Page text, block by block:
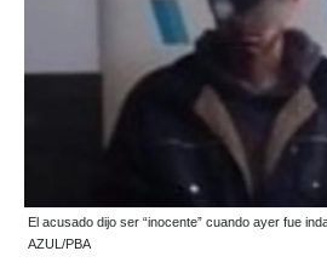
El acusado dijo ser “inocente” cuando ayer fue
AZUL/PBA